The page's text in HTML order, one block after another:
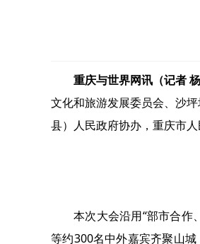
重庆与世界网讯（记者 杨
文化和旅游发展委员会、沙
县）人民政府协办，重庆市
本次大会沿用“部市合作
等约300名中外嘉宾齐聚山